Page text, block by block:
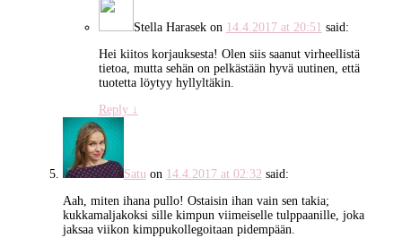
Stella Harasekon 14.4.2017 at 20:51 said:
Hei kiitos korjauksesta! Olen siis saanut virheellistä
tietoa, mutta sehän on pelkästään hyvä uutinen, että
tuotetta löytyy hyllyltäkin.
Reply ↓
Satuon 14.4.2017 at 02:32 said:
Aah, miten ihana pullo! Ostaisin ihan vain sen takia;
kukkamaljakoksi sille kimpun viimeiselle tulppaanille, joka
jaksaa viikon kimppukollegoitaan pidempään.